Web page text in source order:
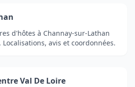
d'hôtes à Channay-sur-Lathan
Localisations, avis et coordonnées.
Val De Loire